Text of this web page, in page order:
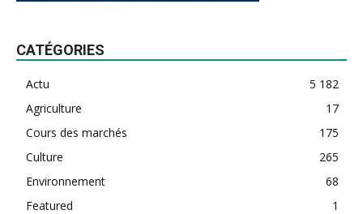
CATÉGORIES
Actu
5 182
Agriculture
17
Cours des marchés
175
Culture
265
Environnement
68
Featured
1